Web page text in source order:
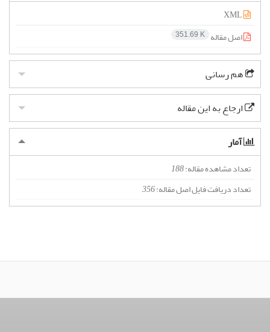
اصل مقاله
351.69 K
هم رسانی
ارجاع به این مقاله
آمار
تعداد مشاهده مقاله:188
تعداد دریافت فایل اصل مقاله:356